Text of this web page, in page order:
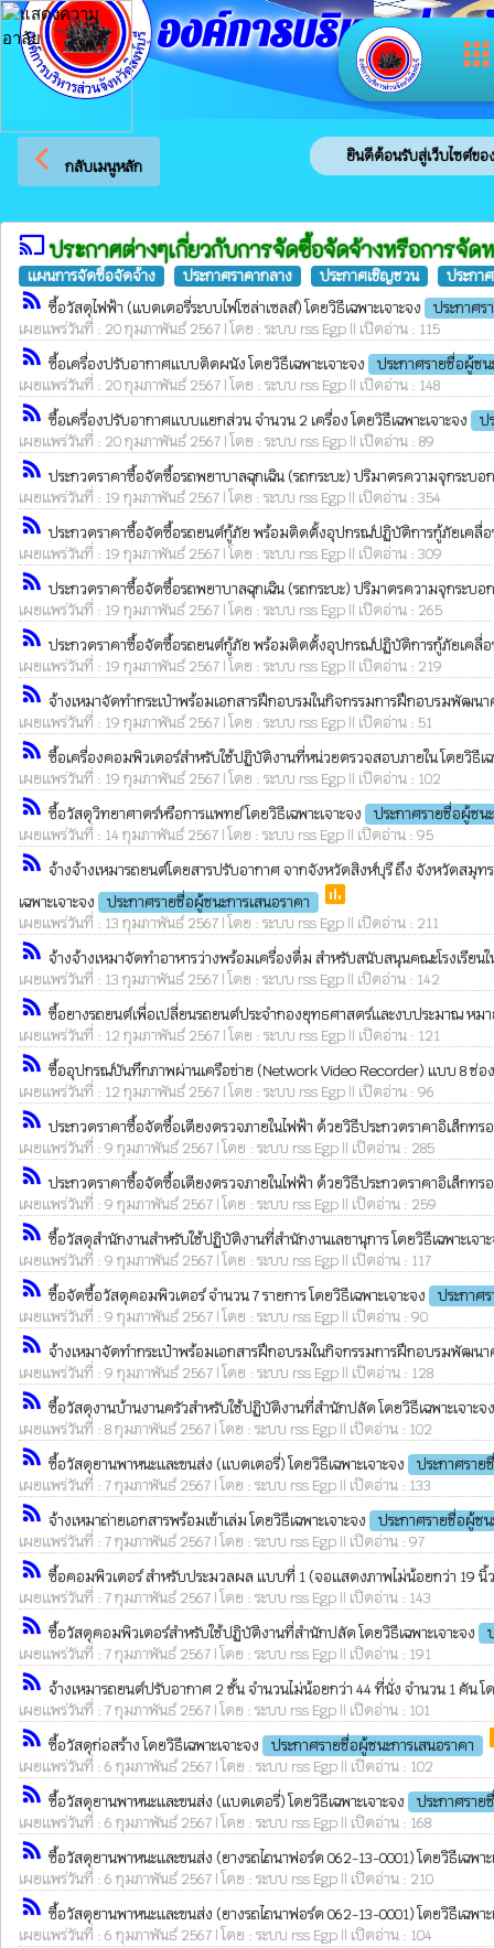
apps
องค์การบริหารส่วน
arrow_back_ios กลับเมนูหลัก
ยินดีต้อนรับสู่เว็บไซต์ของ
castประกาศต่างๆเกี่ยวกับการจัดซื้อจัดจ้างหรือการจัด
แผนการจัดซื้อจัดจ้าง ประกาศราคากลาง ประกาศเชิญชวน ประกา
rss_feed ซื้อวัสดุไฟฟ้า (แบตเตอรี่ระบบไฟโซล่าเซลส์) โดยวิธีเฉพาะเจาะจง
ประกาศร
เผยแพร่วันที่ : 20 กุมภาพันธ์ 2567 | โดย : ระบบ rss Egp || เปิดอ่าน : 115
rss_feed ซื้อเครื่องปรับอากาศแบบติดผนัง โดยวิธีเฉพาะเจาะจง
ประกาศรายชื่อผู้ชน
เผยแพร่วันที่ : 20 กุมภาพันธ์ 2567 | โดย : ระบบ rss Egp || เปิดอ่าน : 148
rss_feed ซื้อเครื่องปรับอากาศแบบแยกส่วน จำนวน 2 เครื่อง โดยวิธีเฉพาะเจาะจง
ป
เผยแพร่วันที่ : 20 กุมภาพันธ์ 2567 | โดย : ระบบ rss Egp || เปิดอ่าน : 89
rss_feed ประกวดราคาซื้อจัดซื้อรถพยาบาลฉุกเฉิน (รถกระบะ) ปริมาตรความจุกระ
เผยแพร่วันที่ : 19 กุมภาพันธ์ 2567 | โดย : ระบบ rss Egp || เปิดอ่าน : 354
rss_feed ประกวดราคาซื้อจัดซื้อรถยนต์กู้ภัย พร้อมติดตั้งอุปกรณ์ปฏิบัติการกู้ภัยเคลื่อ
เผยแพร่วันที่ : 19 กุมภาพันธ์ 2567 | โดย : ระบบ rss Egp || เปิดอ่าน : 309
rss_feed ประกวดราคาซื้อจัดซื้อรถพยาบาลฉุกเฉิน (รถกระบะ) ปริมาตรความจุกระ
เผยแพร่วันที่ : 19 กุมภาพันธ์ 2567 | โดย : ระบบ rss Egp || เปิดอ่าน : 265
rss_feed ประกวดราคาซื้อจัดซื้อรถยนต์กู้ภัย พร้อมติดตั้งอุปกรณ์ปฏิบัติการกู้ภัยเคลื่อ
เผยแพร่วันที่ : 19 กุมภาพันธ์ 2567 | โดย : ระบบ rss Egp || เปิดอ่าน : 219
rss_feed จ้างเหมาจัดทำกระเป๋าพร้อมเอกสารฝึกอบรมในกิจกรรมการฝึกอบรมพัฒน
เผยแพร่วันที่ : 19 กุมภาพันธ์ 2567 | โดย : ระบบ rss Egp || เปิดอ่าน : 51
rss_feed ซื้อเครื่องคอมพิวเตอร์สำหรับใช้ปฏิบัติงานที่หน่วยตรวจสอบภายใน โดยวิธีเฉ
เผยแพร่วันที่ : 19 กุมภาพันธ์ 2567 | โดย : ระบบ rss Egp || เปิดอ่าน : 102
rss_feed ซื้อวัสดุวิทยาศาตร์หรือการแพทย์ โดยวิธีเฉพาะเจาะจง
ประกาศรายชื่อผู้ชน
เผยแพร่วันที่ : 14 กุมภาพันธ์ 2567 | โดย : ระบบ rss Egp || เปิดอ่าน : 95
rss_feed จ้างจ้างเหมารถยนต์โดยสารปรับอากาศ จากจังหวัดสิงห์บุรี ถึง จังหวัดส
เฉพาะเจาะจง
ประกาศรายชื่อผู้ชนะการเสนอราคา poll
เผยแพร่วันที่ : 13 กุมภาพันธ์ 2567 | โดย : ระบบ rss Egp || เปิดอ่าน : 211
rss_feed จ้างจ้างเหมาจัดทำอาหารว่างพร้อมเครื่องดื่ม สำหรับสนับสนุนคณะโรงเรียน
เผยแพร่วันที่ : 13 กุมภาพันธ์ 2567 | โดย : ระบบ rss Egp || เปิดอ่าน : 142
rss_feed ซื้อยางรถยนต์เพื่อเปลี่ยนรถยนต์ประจำกองยุทธศาสตร์และงบประมาณ หมา
เผยแพร่วันที่ : 12 กุมภาพันธ์ 2567 | โดย : ระบบ rss Egp || เปิดอ่าน : 121
rss_feed ซื้ออุปกรณ์บันทึกภาพผ่านเครือข่าย (Network Video Recorder) แบบ 8 ช่อ
เผยแพร่วันที่ : 12 กุมภาพันธ์ 2567 | โดย : ระบบ rss Egp || เปิดอ่าน : 96
rss_feed ประกวดราคาซื้อจัดซื้อเตียงตรวจภายในไฟฟ้า ด้วยวิธีประกวดราคาอิเล็กท
เผยแพร่วันที่ : 9 กุมภาพันธ์ 2567 | โดย : ระบบ rss Egp || เปิดอ่าน : 285
rss_feed ประกวดราคาซื้อจัดซื้อเตียงตรวจภายในไฟฟ้า ด้วยวิธีประกวดราคาอิเล็กท
เผยแพร่วันที่ : 9 กุมภาพันธ์ 2567 | โดย : ระบบ rss Egp || เปิดอ่าน : 259
rss_feed ซื้อวัสดุสำนักงานสำหรับใช้ปฏิบัติงานที่สำนักงานเลขานุการ โดยวิธีเฉพาะเจา
เผยแพร่วันที่ : 9 กุมภาพันธ์ 2567 | โดย : ระบบ rss Egp || เปิดอ่าน : 117
rss_feed ซื้อจัดซื้อวัสดุคอมพิวเตอร์ จำนวน 7 รายการ โดยวิธีเฉพาะเจาะจง
ประกาศ
เผยแพร่วันที่ : 9 กุมภาพันธ์ 2567 | โดย : ระบบ rss Egp || เปิดอ่าน : 90
rss_feed จ้างเหมาจัดทำกระเป๋าพร้อมเอกสารฝึกอบรมในกิจกรรมการฝึกอบรมพัฒน
เผยแพร่วันที่ : 9 กุมภาพันธ์ 2567 | โดย : ระบบ rss Egp || เปิดอ่าน : 128
rss_feed ซื้อวัสดุงานบ้านงานครัวสำหรับใช้ปฏิบัติงานที่สำนักปลัด โดยวิธีเฉพาะเจาะจ
เผยแพร่วันที่ : 8 กุมภาพันธ์ 2567 | โดย : ระบบ rss Egp || เปิดอ่าน : 102
rss_feed ซื้อวัสดุยานพาหนะและขนส่ง (แบตเตอรี่) โดยวิธีเฉพาะเจาะจง
ประกาศราย
เผยแพร่วันที่ : 7 กุมภาพันธ์ 2567 | โดย : ระบบ rss Egp || เปิดอ่าน : 133
rss_feed จ้างเหมาถ่ายเอกสารพร้อมเข้าเล่ม โดยวิธีเฉพาะเจาะจง
ประกาศรายชื่อผู้ชน
เผยแพร่วันที่ : 7 กุมภาพันธ์ 2567 | โดย : ระบบ rss Egp || เปิดอ่าน : 97
rss_feed ซื้อคอมพิวเตอร์ สำหรับประมวลผล แบบที่ 1 (จอแสดงภาพไม่น้อยกว่า 19 นิ้ว
เผยแพร่วันที่ : 7 กุมภาพันธ์ 2567 | โดย : ระบบ rss Egp || เปิดอ่าน : 143
rss_feed ซื้อวัสดุคอมพิวเตอร์สำหรับใช้ปฏิบัติงานที่สำนักปลัด โดยวิธีเฉพาะเจาะจง
เผยแพร่วันที่ : 7 กุมภาพันธ์ 2567 | โดย : ระบบ rss Egp || เปิดอ่าน : 191
rss_feed จ้างเหมารถยนต์ปรับอากาศ 2 ชั้น จำนวนไม่น้อยกว่า 44 ที่นั่ง จำนวน 1 คัน โ
เผยแพร่วันที่ : 7 กุมภาพันธ์ 2567 | โดย : ระบบ rss Egp || เปิดอ่าน : 101
rss_feed ซื้อวัสดุก่อสร้าง โดยวิธีเฉพาะเจาะจง ประกาศรายชื่อผู้ชนะการเสนอราคา
เผยแพร่วันที่ : 6 กุมภาพันธ์ 2567 | โดย : ระบบ rss Egp || เปิดอ่าน : 102
rss_feed ซื้อวัสดุยานพาหนะและขนส่ง (แบตเตอรี่) โดยวิธีเฉพาะเจาะจง
ประกาศราย
เผยแพร่วันที่ : 6 กุมภาพันธ์ 2567 | โดย : ระบบ rss Egp || เปิดอ่าน : 168
rss_feed ซื้อวัสดุยานพาหนะและขนส่ง (ยางรถไถนาฟอร์ด 062-13-0001) โดยวิธีเฉพาะ
เผยแพร่วันที่ : 6 กุมภาพันธ์ 2567 | โดย : ระบบ rss Egp || เปิดอ่าน : 210
rss_feed ซื้อวัสดุยานพาหนะและขนส่ง (ยางรถไถนาฟอร์ด 062-13-0001) โดยวิธีเฉพาะ
เผยแพร่วันที่ : 6 กุมภาพันธ์ 2567 | โดย : ระบบ rss Egp || เปิดอ่าน : 104